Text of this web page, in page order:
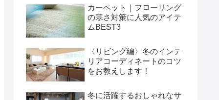
カーペット｜フローリング
の寒さ対策に人気のアイテ
ムBEST3
〈リビング編〉冬のインテ
リアコーディネートのコツ
をお教えします！
冬に活躍するおしゃれなサ